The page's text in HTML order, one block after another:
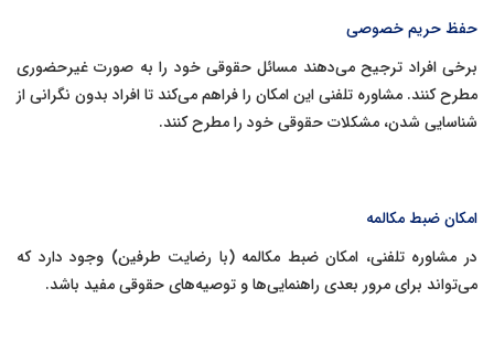
حفظ حریم خصوصی
برخی افراد ترجیح می‌دهند مسائل حقوقی خود را به صورت غیرحضوری
مطرح کنند. مشاوره تلفنی این امکان را فراهم می‌کند تا افراد بدون نگرانی از
شناسایی شدن، مشکلات حقوقی خود را مطرح کنند.
امکان ضبط مکالمه
در مشاوره تلفنی، امکان ضبط مکالمه (با رضایت طرفین) وجود دارد که
می‌تواند برای مرور بعدی راهنمایی‌ها و توصیه‌های حقوقی مفید باشد.